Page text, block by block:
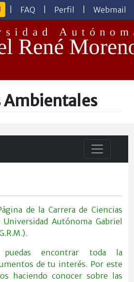
FAQ Perfil Webmail
Ambientales
de la Carrera de Ciencias
Autónoma Gabriel
puedas encontrar toda la
de tu interés. Por este
haciendo conocer sobre las